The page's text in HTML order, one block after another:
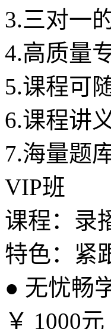
3.三对一
4.高质量
5.课程可
6.课程讲
7.海量题
VIP班
课程：录
特色：紧
● 无忧畅
￥ 1000元